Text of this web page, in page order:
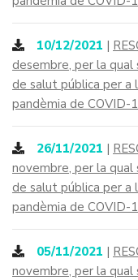
10/12/2021 |
desembre, per la
de salut pública per
pandèmia de COVID-
26/11/2021 |
novembre, per la
de salut pública per
pandèmia de COVID-
05/11/2021 |
novembre, per la